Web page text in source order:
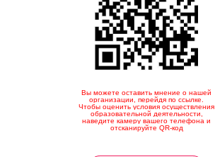
Вы можете оставить мнение о нашей
организации, перейдя по ссылке.
Чтобы оценить условия осуществления
образовательной деятельности,
наведите камеру вашего телефона и
отсканируйте QR-код